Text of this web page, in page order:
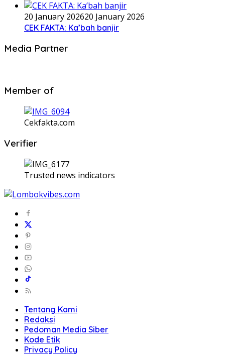
20 January 202620 January 2026
CEK FAKTA: Ka’bah banjir
Media Partner
Member of
Cekfakta.com
Verifier
Trusted news indicators
Tentang Kami
Redaksi
Pedoman Media Siber
Kode Etik
Privacy Policy